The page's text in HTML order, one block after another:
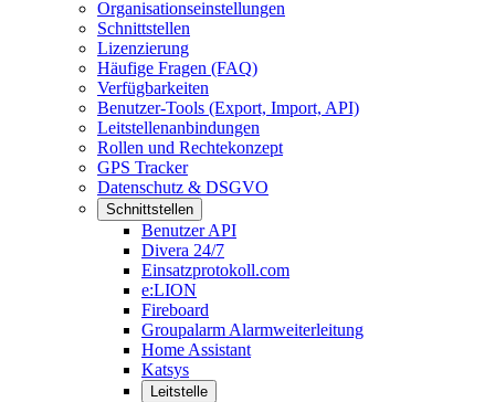
Organisationseinstellungen
Schnittstellen
Lizenzierung
Häufige Fragen (FAQ)
Verfügbarkeiten
Benutzer-Tools (Export, Import, API)
Leitstellenanbindungen
Rollen und Rechtekonzept
GPS Tracker
Datenschutz & DSGVO
Schnittstellen
Benutzer API
Divera 24/7
Einsatzprotokoll.com
e:LION
Fireboard
Groupalarm Alarmweiterleitung
Home Assistant
Katsys
Leitstelle